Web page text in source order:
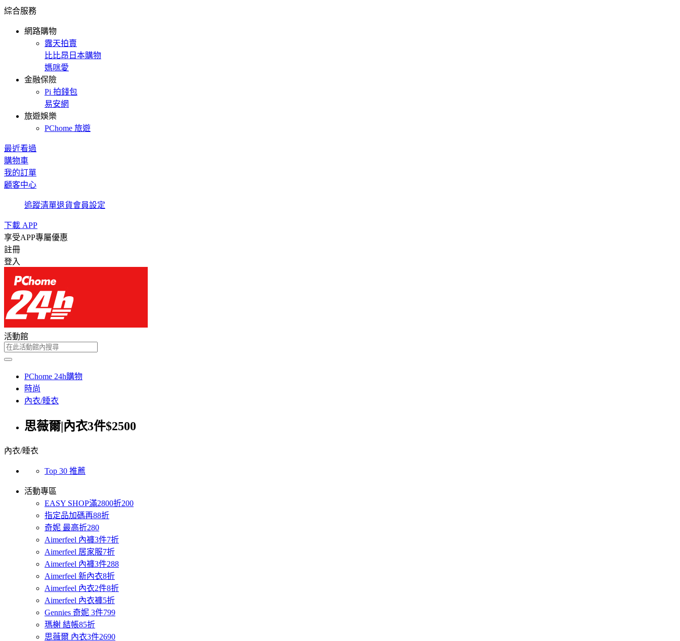
綜合服務
網路購物
露天拍賣
比比昂日本購物
媽咪愛
金融保險
Pi 拍錢包
易安網
旅遊娛樂
PChome 旅遊
最近看過
購物車
我的訂單
顧客中心
追蹤清單退貨會員設定
下載 APP
享受APP專屬優惠
註冊
登入
活動館
PChome 24h購物
時尚
內衣/睡衣
思薇爾|內衣3件$2500
內衣/睡衣
Top 30 推薦
活動專區
EASY SHOP滿2800折200
指定品加碼再88折
奇妮 最高折280
Aimerfeel 內褲3件7折
Aimerfeel 居家服7折
Aimerfeel 內褲3件288
Aimerfeel 新內衣8折
Aimerfeel 內衣2件8折
Aimerfeel 內衣褲5折
Gennies 奇妮 3件799
瑪榭 結帳85折
思薇爾 內衣3件2690